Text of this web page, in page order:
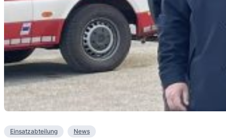
Einsatzabteilung News